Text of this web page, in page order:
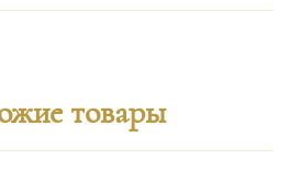
товары